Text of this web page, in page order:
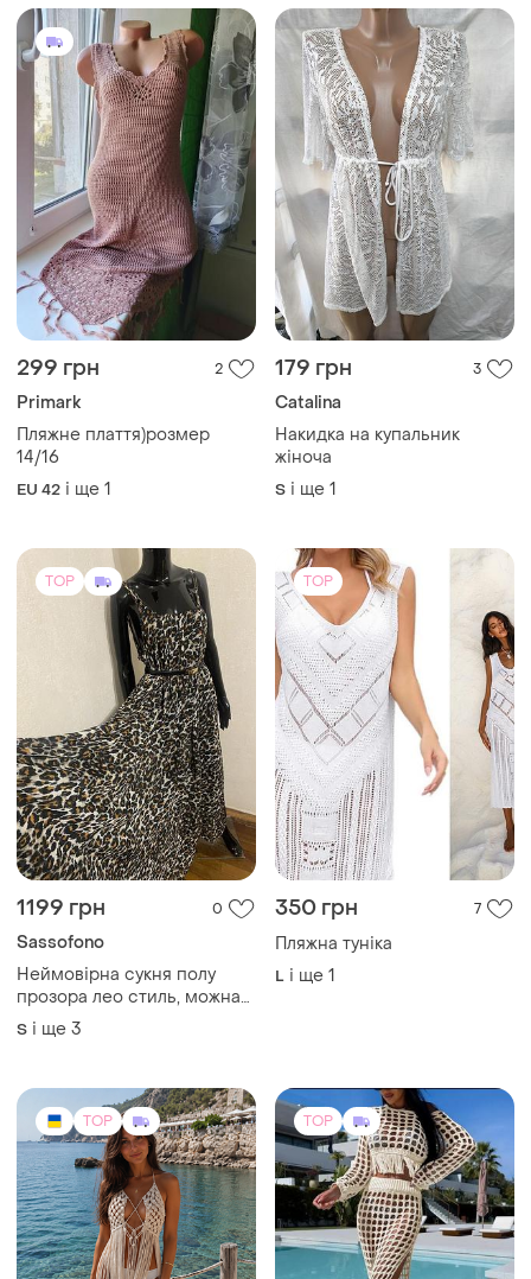
299 грн 2
Primark
Пляжне плаття)розмер
14/16
EU 42 і ще 1
179 грн 3
Catalina
Накидка на купальник
жіноча
S і ще 1
TOP
1199 грн 0
Sassofono
Неймовірна сукня полу
прозора лео стиль, можна
на пляж , люкс бренд
S і ще 3
TOP
350 грн 7
Пляжна туніка
L і ще 1
TOP TOP